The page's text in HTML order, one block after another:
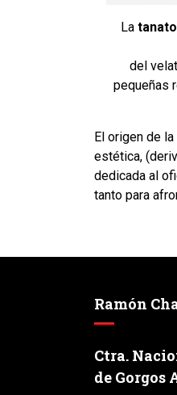
La
del
pequeñas
El origen de
estética,
dedicada al
tanto para
Ramón
Ctra.
de Gorgos